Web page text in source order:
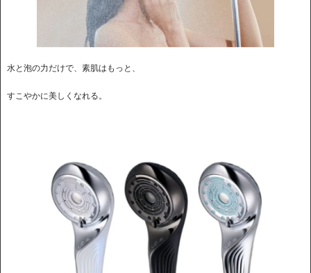
水と泡の力だけで、素肌はもっと、
すこやかに美しくなれる。